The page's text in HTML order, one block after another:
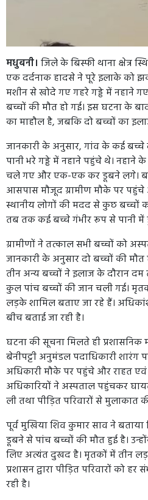
मधुबनी। जिले के बिस्फी थाना क्षेत्र
एक दर्दनाक हादसे ने पूरे इलाके को
मशीन से खोदे गए गहरे गड्ढे में नहाने
बच्चों की मौत हो गई। इस घटना के
का माहौल है, जबकि दो बच्चों का
जानकारी के अनुसार, गांव के कई
पानी भरे गड्ढे में नहाने पहुंचे थे। नहाने
चले गए और एक-एक कर डूबने लगे।
आसपास मौजूद ग्रामीण मौके पर
स्थानीय लोगों की मदद से कुछ बच्चों
तब तक कई बच्चे गंभीर रूप से पानी
ग्रामीणों ने तत्काल सभी बच्चों को
जानकारी के अनुसार दो बच्चों की
तीन अन्य बच्चों ने इलाज के दौरान दम
कुल पांच बच्चों की जान चली गई।
लड़के शामिल बताए जा रहे हैं।
बीच बताई जा रही है।
घटना की सूचना मिलते ही
बेनीपट्टी अनुमंडल पदाधिकारी
अधिकारी मौके पर पहुंचे और राहत एवं
अधिकारियों ने अस्पताल पहुंचकर
ली तथा पीड़ित परिवारों से मुलाकात
पूर्व मुखिया शिव कुमार साव ने
डूबने से पांच बच्चों की मौत हुई है।
लिए अत्यंत दुखद है। मृतकों में तीन
प्रशासन द्वारा पीड़ित परिवारों को
रही है।